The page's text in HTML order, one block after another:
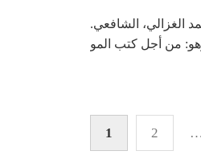
الغزالي، الشافعي.
Posts
1 2 …